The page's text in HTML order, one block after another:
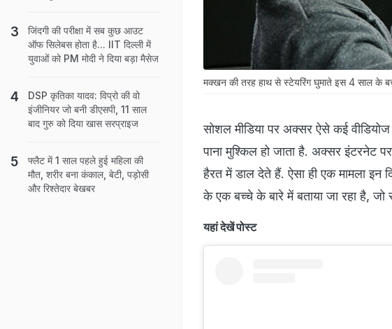
मक्खन की तरह हाथ से स्टेयरिंग घुमाते इस 4 साल के
सोशल मीडिया पर अक्सर ऐसे कई
पाना मुश्किल हो जाता है. अक्सर इंटरनेट
हैरत में डाल देते हैं. ऐसा ही एक मामला इन
के एक बच्चे के बारे में बताया जा रहा है, जो
यहां देखें पोस्ट
जिंदगी की परीक्षा में सब कुछ आउट
ऑफ सिलेबस होता है... IIT दिल्ली में
युवाओं को PM मोदी ने दिया बड़ा मैसेज
DSP कृतिका यादव: विप्रो की वो
इंजीनियर जो बनी डीएसपी, 11 साल
बाद गुरु को दिया खास सरप्राइज
फ्लैट में 1 साल पहले हुई महिला की
मौत, शरीर बना कंकाल, बेटी, पड़ोसी
और रिश्तेदार बेखबर